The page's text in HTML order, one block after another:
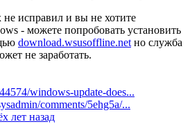
исправил и вы не хотите
- можете попробовать установить
download.wsusoffline.net но служба
не заработать.
windows-update-does...
comments/5ehg5a/...
лет назад